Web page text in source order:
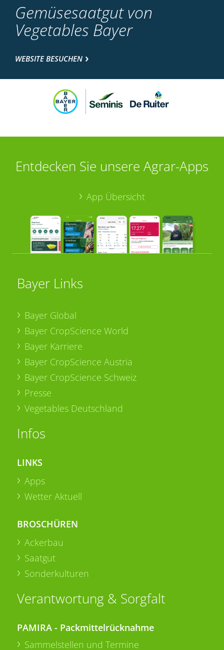
Gemüsesaatgut von
Vegetables Bayer
WEBSITE BESUCHEN
Entdecken Sie unsere Agrar-Apps
App Übersicht
Bayer Links
Bayer Global
Bayer CropScience World
Bayer Karriere
Bayer CropScience Austria
Bayer CropScience Schweiz
Presse
Vegetables Deutschland
Infos
LINKS
Apps
Wetter Aktuell
BROSCHÜREN
Ackerbau
Saatgut
Sonderkulturen
Verantwortung & Sorgfalt
PAMIRA - Packmittelrücknahme
Sammelstellen und Termine